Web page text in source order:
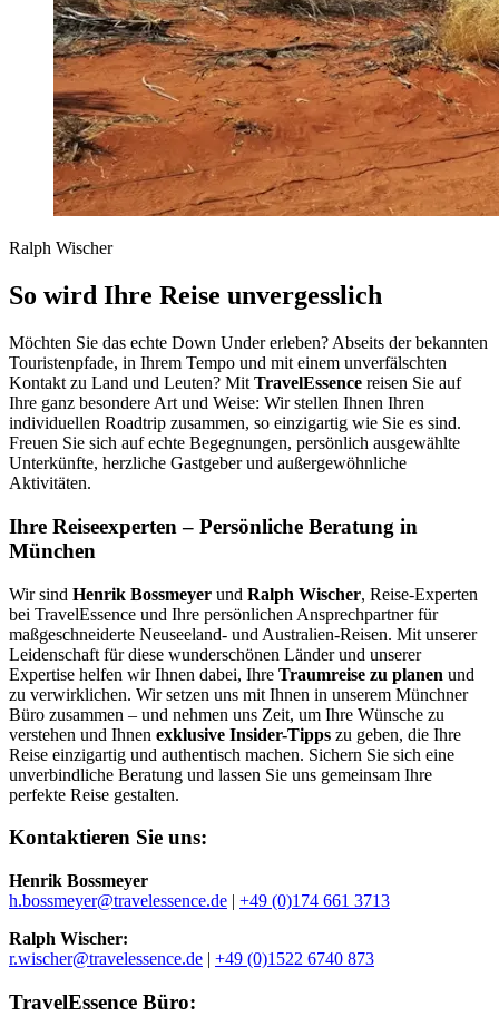
Ralph Wischer
So wird Ihre Reise unvergesslich
Möchten Sie das echte Down Under erleben? Abseits der bekannten
Touristenpfade, in Ihrem Tempo und mit einem unverfälschten
Kontakt zu Land und Leuten? Mit TravelEssence reisen Sie auf
Ihre ganz besondere Art und Weise: Wir stellen Ihnen Ihren
individuellen Roadtrip zusammen, so einzigartig wie Sie es sind.
Freuen Sie sich auf echte Begegnungen, persönlich ausgewählte
Unterkünfte, herzliche Gastgeber und außergewöhnliche
Aktivitäten.
Ihre Reiseexperten – Persönliche Beratung in
München
Wir sind Henrik Bossmeyer und Ralph Wischer, Reise-Experten
bei TravelEssence und Ihre persönlichen Ansprechpartner für
maßgeschneiderte Neuseeland- und Australien-Reisen. Mit unserer
Leidenschaft für diese wunderschönen Länder und unserer
Expertise helfen wir Ihnen dabei, Ihre Traumreise zu planen und
zu verwirklichen. Wir setzen uns mit Ihnen in unserem Münchner
Büro zusammen – und nehmen uns Zeit, um Ihre Wünsche zu
verstehen und Ihnen exklusive Insider-Tipps zu geben, die Ihre
Reise einzigartig und authentisch machen. Sichern Sie sich eine
unverbindliche Beratung und lassen Sie uns gemeinsam Ihre
perfekte Reise gestalten.
Kontaktieren Sie uns:
Henrik Bossmeyer
h.bossmeyer@travelessence.de | +49 (0)174 661 3713
Ralph Wischer:
r.wischer@travelessence.de | +49 (0)1522 6740 873
TravelEssence Büro: